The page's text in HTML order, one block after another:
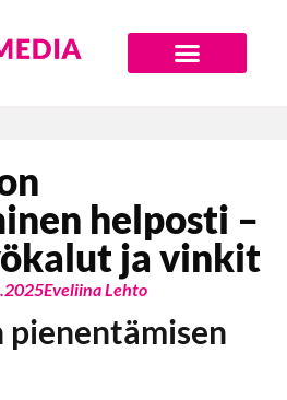
helposti –
ja vinkit
Eveliina Lehto
pienentämisen